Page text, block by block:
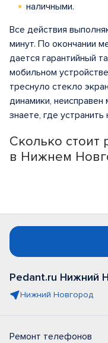
Сколько стоит
в Нижнем
наличными.
Все действия
минут. По окончании
дается гарантийный
мобильном
треснуло стекло
динамики,
знаете, где устранить
Pedant.ru Нижний
Нижний Новгород
Ремонт телефонов